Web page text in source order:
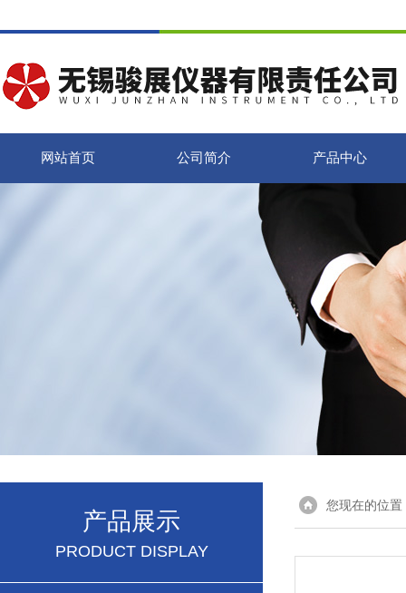
网站首页 公司简介 产品中心
产品展示
PRODUCT DISPLAY
您现在的位置